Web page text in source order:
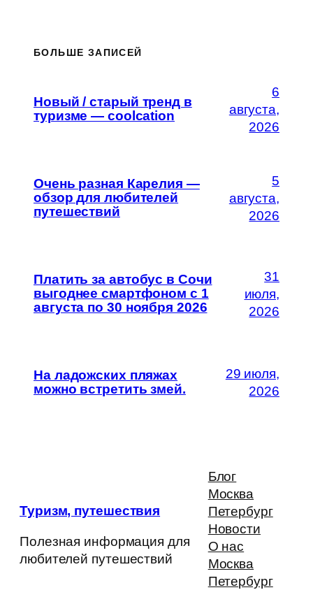
БОЛЬШЕ ЗАПИСЕЙ
Новый / старый тренд в
туризме — coolcation
6
августа,
2026
Очень разная Карелия —
обзор для любителей
путешествий
5
августа,
2026
Платить за автобус в Сочи
выгоднее смартфоном с 1
августа по 30 ноября 2026
31
июля,
2026
На ладожских пляжах
можно встретить змей.
29 июля,
2026
Туризм, путешествия
Полезная информация для
любителей путешествий
Блог
Москва
Петербург
Новости
О нас
Москва
Петербург